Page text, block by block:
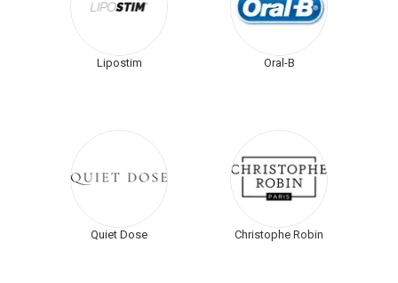
Lipostim Oral-B
Quiet Dose Christophe Robin